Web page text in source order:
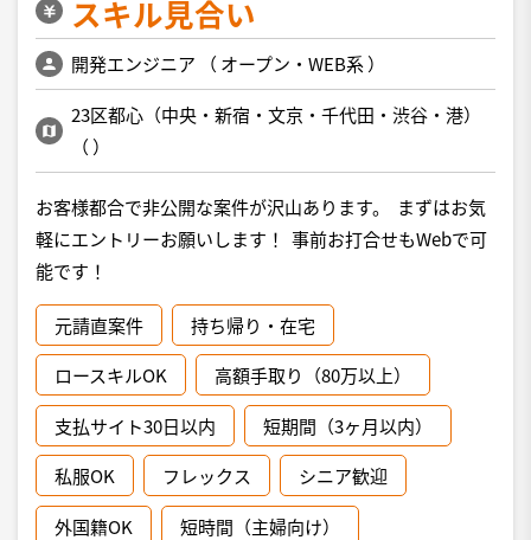
スキル見合い
開発エンジニア （ オープン・WEB系）
23区都心（中央・新宿・文京・千代田・渋谷・港）
（ ）
お客様都合で非公開な案件が沢山あります。 まずはお気
軽にエントリーお願いします！ 事前お打合せもWebで可
能です！
元請直案件 持ち帰り・在宅
ロースキルOK 高額手取り（80万以上）
支払サイト30日以内 短期間（3ヶ月以内）
私服OK フレックス シニア歓迎
外国籍OK 短時間（主婦向け）